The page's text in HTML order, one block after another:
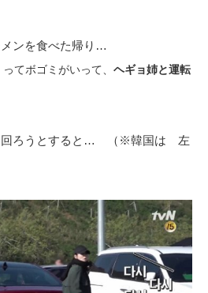
ンを食べた帰り…
ってボゴミがいって、 ヘギョ姉と運転
回ろうとすると… （※韓国は 左